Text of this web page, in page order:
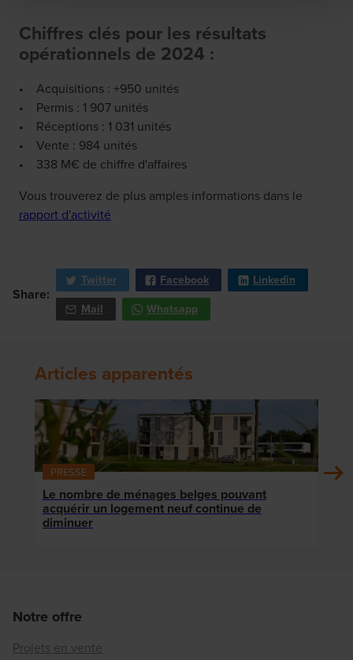
Chiffres clés pour les résultats
opérationnels de 2024 :
• Acquisitions : +950 unités
• Permis : 1 907 unités
• Réceptions : 1 031 unités
• Vente : 984 unités
• 338 M€ de chiffre d'affaires
Vous trouverez de plus amples informations dans le
rapport d'activité
Share:
Twitter Facebook
Linkedin
Mail
Whatsapp
Articles apparentés
PRESSE
Le nombre de ménages belges pouvant
acquérir un logement neuf continue de
diminuer
Notre offre
Projets en vente